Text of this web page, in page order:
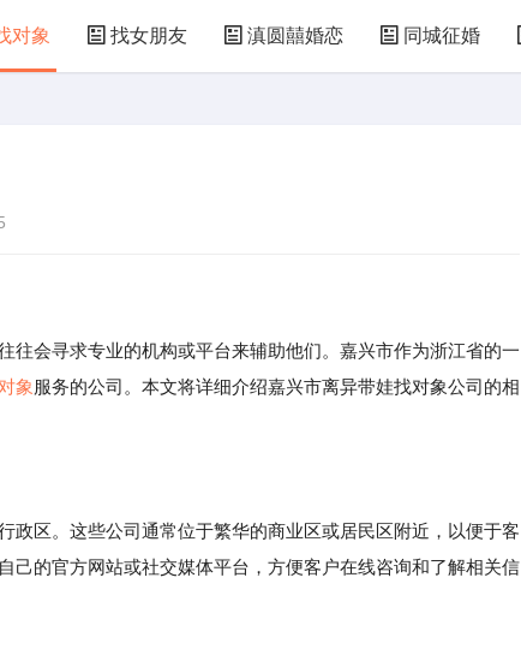
对象 找女朋友 滇圆囍婚恋 同城征婚
会寻求专业的机构或平台来辅助他们。嘉兴市作为浙江省的一
象 服务的公司。本文将详细介绍嘉兴市离异带娃找对象公司的相
政区。这些公司通常位于繁华的商业区或居民区附近，以便于客
己的官方网站或社交媒体平台，方便客户在线咨询和了解相关信